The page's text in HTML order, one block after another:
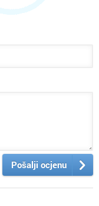
Pošalji ocjenu